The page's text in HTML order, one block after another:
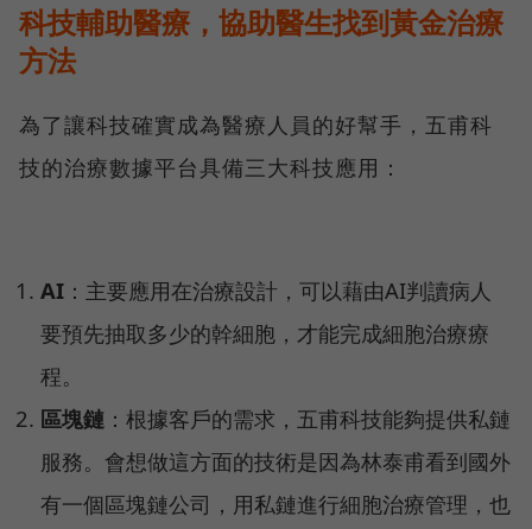
科技輔助醫療，協助醫生找到黃金治療
方法
為了讓科技確實成為醫療人員的好幫手，五甫科
技的治療數據平台具備三大科技應用：
AI ：主要應用在治療設計，可以藉由AI判讀病人
要預先抽取多少的幹細胞，才能完成細胞治療療
程。
區塊鏈 ：根據客戶的需求，五甫科技能夠提供私鏈
服務。會想做這方面的技術是因為林泰甫看到國外
有一個區塊鏈公司，用私鏈進行細胞治療管理，也